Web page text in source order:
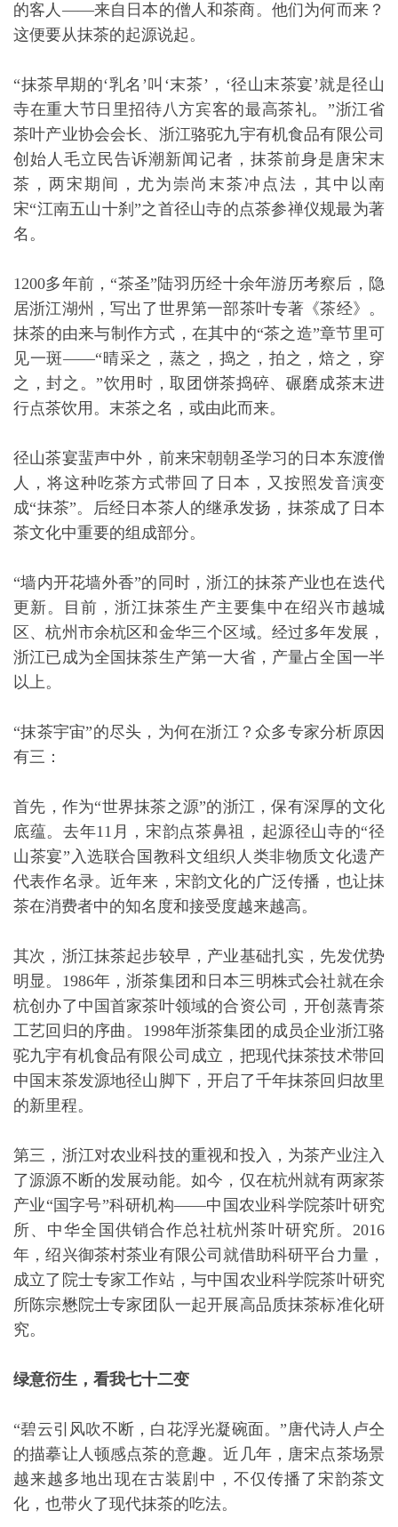
的客人——来自日本的僧人和茶商。他们为何而来？
这便要从抹茶的起源说起。
“抹茶早期的‘乳名’叫‘末茶’，‘径山末茶宴’就是径山
寺在重大节日里招待八方宾客的最高茶礼。”浙江省
茶叶产业协会会长、浙江骆驼九宇有机食品有限公司
创始人毛立民告诉潮新闻记者，抹茶前身是唐宋末
茶，两宋期间，尤为崇尚末茶冲点法，其中以南
宋“江南五山十刹”之首径山寺的点茶参禅仪规最为著
名。
1200多年前，“茶圣”陆羽历经十余年游历考察后，隐
居浙江湖州，写出了世界第一部茶叶专著《茶经》。
抹茶的由来与制作方式，在其中的“茶之造”章节里可
见一斑——“晴采之，蒸之，捣之，拍之，焙之，穿
之，封之。”饮用时，取团饼茶捣碎、碾磨成茶末进
行点茶饮用。末茶之名，或由此而来。
径山茶宴蜚声中外，前来宋朝朝圣学习的日本东渡僧
人，将这种吃茶方式带回了日本，又按照发音演变
成“抹茶”。后经日本茶人的继承发扬，抹茶成了日本
茶文化中重要的组成部分。
“墙内开花墙外香”的同时，浙江的抹茶产业也在迭代
更新。目前，浙江抹茶生产主要集中在绍兴市越城
区、杭州市余杭区和金华三个区域。经过多年发展，
浙江已成为全国抹茶生产第一大省，产量占全国一半
以上。
“抹茶宇宙”的尽头，为何在浙江？众多专家分析原因
有三：
首先，作为“世界抹茶之源”的浙江，保有深厚的文化
底蕴。去年11月，宋韵点茶鼻祖，起源径山寺的“径
山茶宴”入选联合国教科文组织人类非物质文化遗产
代表作名录。近年来，宋韵文化的广泛传播，也让抹
茶在消费者中的知名度和接受度越来越高。
其次，浙江抹茶起步较早，产业基础扎实，先发优势
明显。1986年，浙茶集团和日本三明株式会社就在余
杭创办了中国首家茶叶领域的合资公司，开创蒸青茶
工艺回归的序曲。1998年浙茶集团的成员企业浙江骆
驼九宇有机食品有限公司成立，把现代抹茶技术带回
中国末茶发源地径山脚下，开启了千年抹茶回归故里
的新里程。
第三，浙江对农业科技的重视和投入，为茶产业注入
了源源不断的发展动能。如今，仅在杭州就有两家茶
产业“国字号”科研机构——中国农业科学院茶叶研究
所、中华全国供销合作总社杭州茶叶研究所。2016
年，绍兴御茶村茶业有限公司就借助科研平台力量，
成立了院士专家工作站，与中国农业科学院茶叶研究
所陈宗懋院士专家团队一起开展高品质抹茶标准化研
究。
绿意衍生，看我七十二变
“碧云引风吹不断，白花浮光凝碗面。”唐代诗人卢仝
的描摹让人顿感点茶的意趣。近几年，唐宋点茶场景
越来越多地出现在古装剧中，不仅传播了宋韵茶文
化，也带火了现代抹茶的吃法。